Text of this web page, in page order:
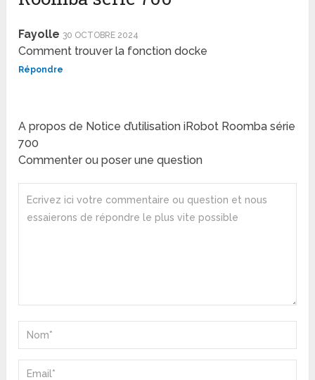
Fayolle 30 OCTOBRE 2024
Comment trouver la fonction docke
Répondre
A propos de Notice d’utilisation iRobot Roomba série
700
Commenter ou poser une question